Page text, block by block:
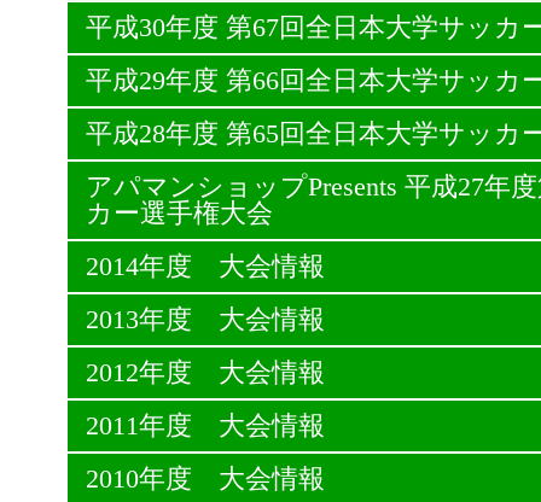
平成30年度 第67回全日本大学サッカ
平成29年度 第66回全日本大学サッカ
平成28年度 第65回全日本大学サッカ
アパマンショップPresents 平成27年
カー選手権大会
2014年度 大会情報
2013年度 大会情報
2012年度 大会情報
2011年度 大会情報
2010年度 大会情報